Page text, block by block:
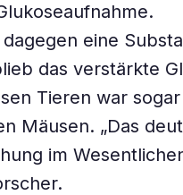
eine
das verstärkte
Tieren war sogar
Mäusen. „Das
im